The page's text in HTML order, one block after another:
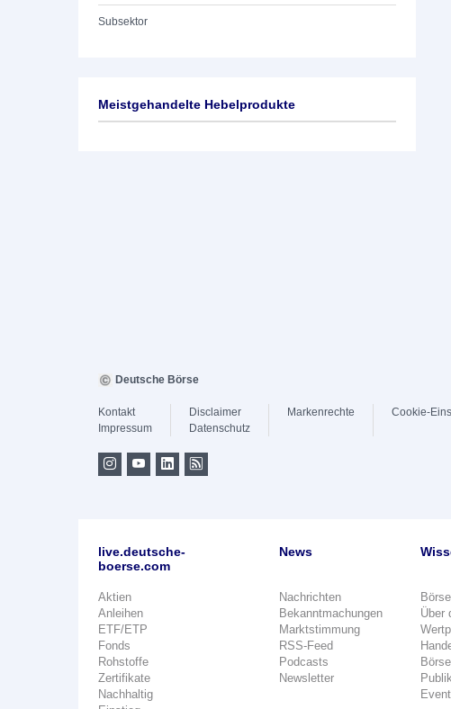
Subsektor
Meistgehandelte Hebelprodukte
Deutsche Börse
Kontakt
Impressum
Disclaimer
Datenschutz
Markenrechte Cookie-
live.deutsche-
boerse.com
Aktien
Anleihen
ETF/ETP
Fonds
Rohstoffe
Zertifikate
Nachhaltig
News
Nachrichten
Bekanntmachungen
Marktstimmung
RSS-Feed
Podcasts
Newsletter
Über